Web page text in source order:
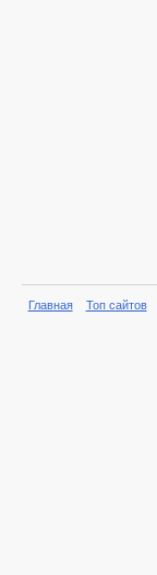
Главная Топ сайтов